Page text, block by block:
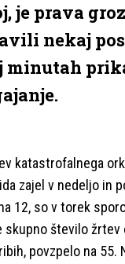
je prava
nekaj
minutah
katastrofalnega
zajel v nedeljo in
12, so v torek
število žrtev
povzpelo na 55.